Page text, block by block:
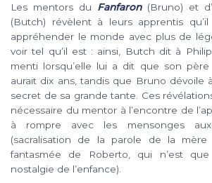
Les mentors du Fanfaron (Bruno) et d’
(Butch) révèlent à leurs apprentis
appréhender le monde avec plus de
voir tel qu’il est : ainsi, Butch dit à
menti lorsqu’elle lui a dit que son père
aurait dix ans, tandis que Bruno dévoile
secret de sa grande tante. Ces
nécessaire du mentor à l’encontre de
à rompre avec les mensonges
(sacralisation de la parole de la
fantasmée de Roberto, qui n’est
nostalgie de l’enfance).